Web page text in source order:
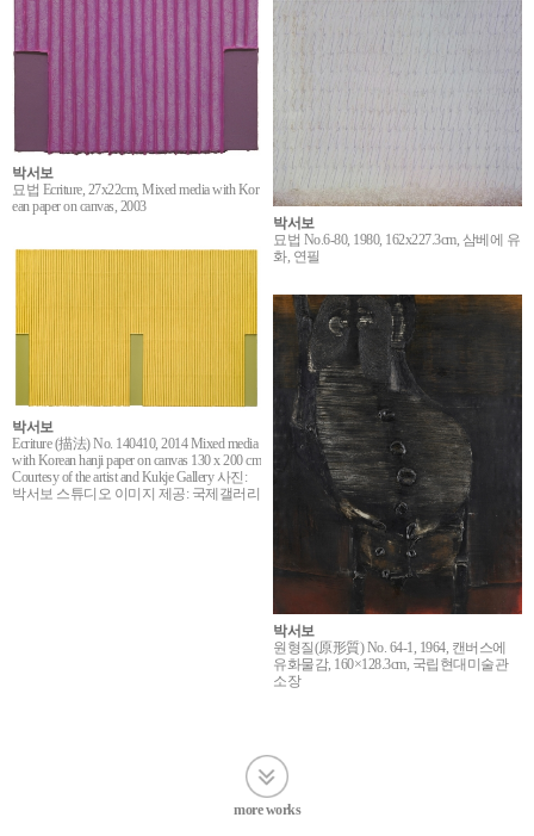
박서보
묘법 Ecriture, 27x22cm, Mixed media with Kor
ean paper on canvas, 2003
박서보
묘법 No.6-80, 1980, 162x227.3cm, 삼베에 유
화, 연필
박서보
Ecriture (描法) No. 140410, 2014 Mixed media
with Korean hanji paper on canvas 130 x 200 cm
Courtesy of the artist and Kukje Gallery 사진:
박서보 스튜디오 이미지 제공: 국제갤러리
박서보
원형질(原形質) No. 64-1, 1964, 캔버스에
유화물감, 160×128.3cm, 국립현대미술관
소장
more works